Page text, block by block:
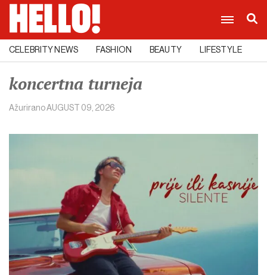
CELEBRITY NEWS FASHION BEAUTY LIFESTYLE
koncertna turneja
AžuriranoAUGUST 09, 2026